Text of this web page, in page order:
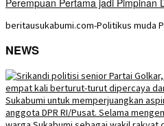
Perempuan Pertama jadi Pimpinan
beritausukabumi.com-Politikus muda
NEWS